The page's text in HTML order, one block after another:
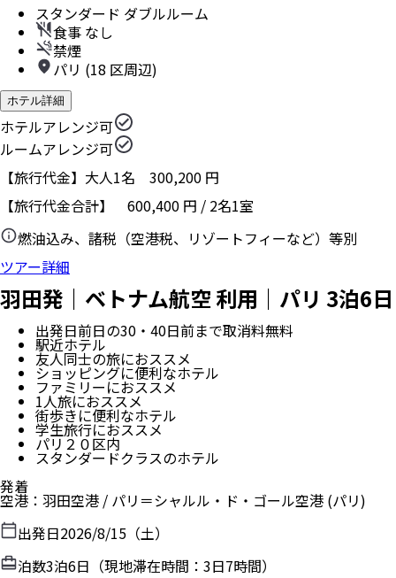
スタンダード ダブルルーム
食事 なし
禁煙
パリ (18 区周辺)
ホテル詳細
ホテルアレンジ可
ルームアレンジ可
【旅行代金】大人1名 300,200 円
【旅行代金合計】 600,400 円 / 2名1室
燃油込み、諸税（空港税、リゾートフィーなど）等別
ツアー詳細
羽田発｜ベトナム航空 利用｜パリ 3泊6日
出発日前日の30・40日前まで取消料無料
駅近ホテル
友人同士の旅におススメ
ショッピングに便利なホテル
ファミリーにおススメ
1人旅におススメ
街歩きに便利なホテル
学生旅行におススメ
パリ２０区内
スタンダードクラスのホテル
発着
空港 ： 羽田空港 / パリ＝シャルル・ド・ゴール空港 (パリ)
出発日2026/8/15（土）
泊数3泊6日（現地滞在時間： 3日7時間）